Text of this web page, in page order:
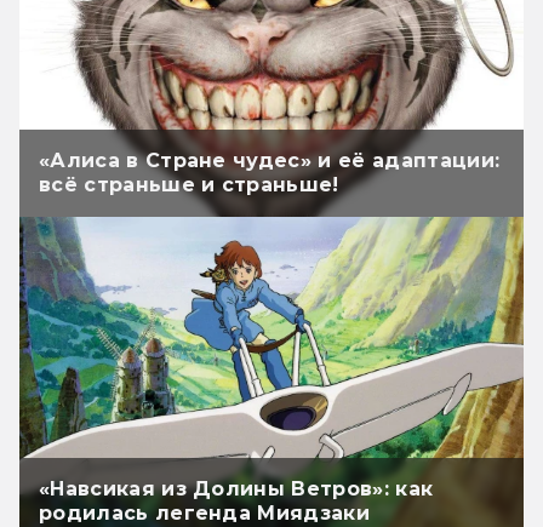
«Алиса в Стране чудес» и её адаптации:
всё страньше и страньше!
«Навсикая из Долины Ветров»: как
родилась легенда Миядзаки